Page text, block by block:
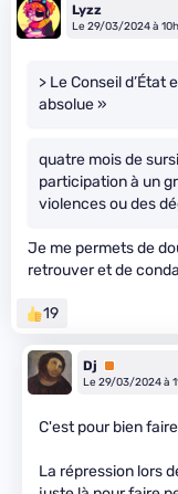
Lyzz
Le 29/03/2024 à
> Le Conseil d’État
absolue »
quatre mois de
participation à un
violences ou des
Je me permets de
retrouver et de
19
Dj
Premium
Le 29/03/2024 à
C'est pour bien
La répression lors